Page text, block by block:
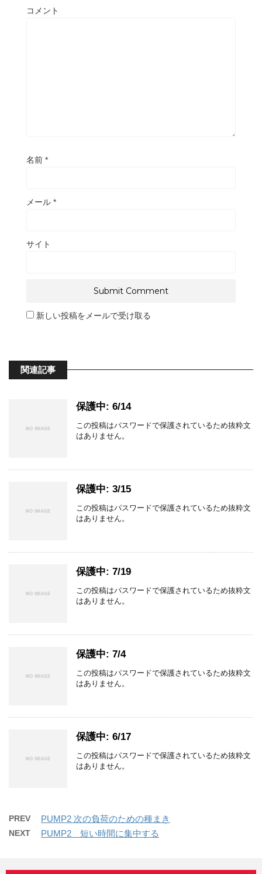
コメント
名前 *
メール *
サイト
新しい投稿をメールで受け取る
関連記事
保護中: 6/14
この投稿はパスワードで保護されているため抜粋文
はありません。
保護中: 3/15
この投稿はパスワードで保護されているため抜粋文
はありません。
保護中: 7/19
この投稿はパスワードで保護されているため抜粋文
はありません。
保護中: 7/4
この投稿はパスワードで保護されているため抜粋文
はありません。
保護中: 6/17
この投稿はパスワードで保護されているため抜粋文
はありません。
PREV PUMP2 次の負荷のための種まき
NEXT PUMP2 短い時間に集中する